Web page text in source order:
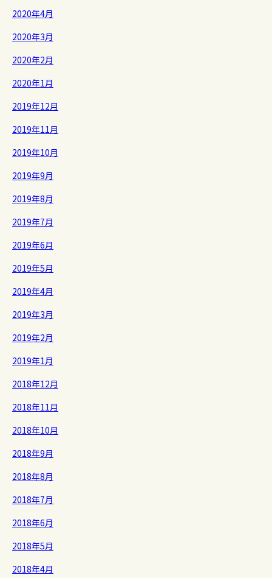
2020年4月
2020年3月
2020年2月
2020年1月
2019年12月
2019年11月
2019年10月
2019年9月
2019年8月
2019年7月
2019年6月
2019年5月
2019年4月
2019年3月
2019年2月
2019年1月
2018年12月
2018年11月
2018年10月
2018年9月
2018年8月
2018年7月
2018年6月
2018年5月
2018年4月